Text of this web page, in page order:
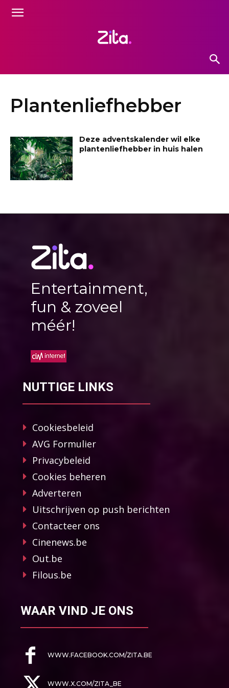
Plantenliefhebber
Deze adventskalender wil elke
plantenliefhebber in huis halen
Entertainment,
fun & zoveel
méér!
NUTTIGE LINKS
Cookiesbeleid
AVG Formulier
Privacybeleid
Cookies beheren
Adverteren
Uitschrijven op push berichten
Contacteer ons
Cinenews.be
Out.be
Filous.be
WAAR VIND JE ONS
WWW.FACEBOOK.COM/ZITA.BE
WWW.X.COM/ZITA_BE